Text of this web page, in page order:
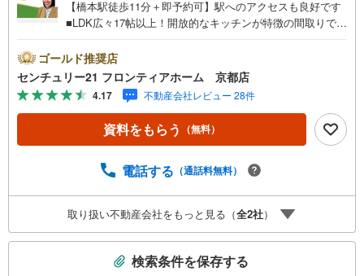
【橋本駅徒歩11分＋即予約可】駅へのアクセスも良好です
■LDK広々17帖以上！開放的なキッチンが特徴の間取りです
ャー用品も楽に収納できます 特徴・浴室乾燥暖房機能付
き！寒い冬も快適なバスタイムをお送りいただけます・ロ
フト付きで子供の遊び場としても収納としても大活躍！季
節ものやレジャー用品も楽に収納できますね 立地・橋本小
学校まで徒歩約22分・男山第三中学校まで徒歩約31分 弊社
が選ばれる理由 1.お金の扱い方のプロ、ファイナンシャル
応できる売却専門チームあり！3.たくさんの銀行と繋がり
のお引渡し後に必要になったお家のリフォームも弊社のリ
フォームプランナーがご提案！
ゴールド推奨店
センチュリー21 フロンティアホーム 京都店
4.17 不動産会社レビュー 28件
資料をもらう （無料）
電話する （通話料無料）
取り扱い不動産会社をもっと見る（全2社）
検索条件を保存する